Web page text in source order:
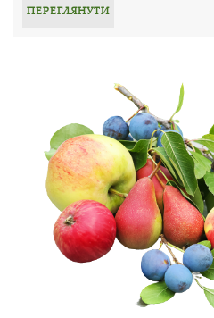
ПЕРЕГЛЯНУТИ